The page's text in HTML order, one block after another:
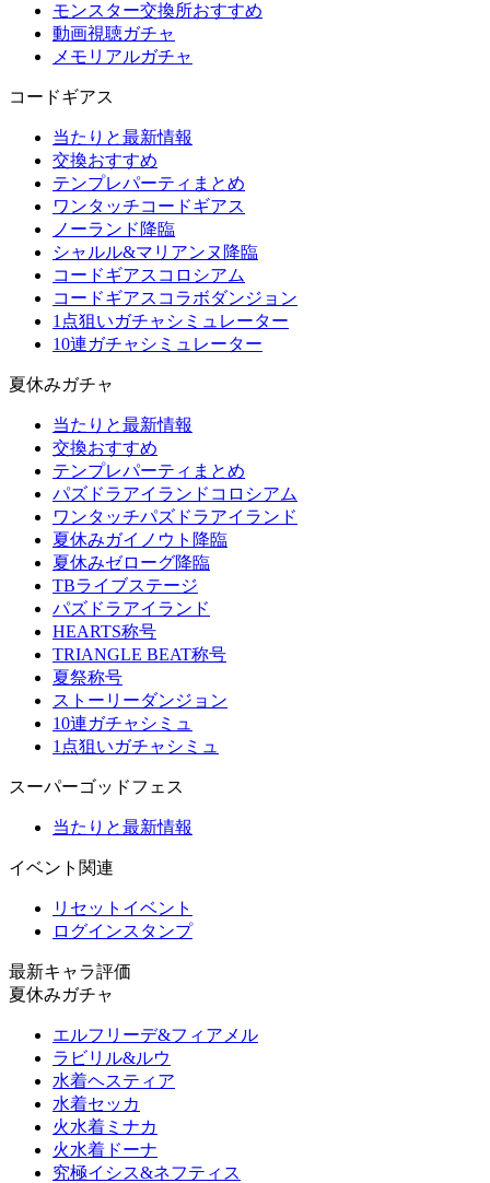
モンスター交換所おすすめ
動画視聴ガチャ
メモリアルガチャ
コードギアス
当たりと最新情報
交換おすすめ
テンプレパーティまとめ
ワンタッチコードギアス
ノーランド降臨
シャルル&マリアンヌ降臨
コードギアスコロシアム
コードギアスコラボダンジョン
1点狙いガチャシミュレーター
10連ガチャシミュレーター
夏休みガチャ
当たりと最新情報
交換おすすめ
テンプレパーティまとめ
パズドラアイランドコロシアム
ワンタッチパズドラアイランド
夏休みガイノウト降臨
夏休みゼローグ降臨
TBライブステージ
パズドラアイランド
HEARTS称号
TRIANGLE BEAT称号
夏祭称号
ストーリーダンジョン
10連ガチャシミュ
1点狙いガチャシミュ
スーパーゴッドフェス
当たりと最新情報
イベント関連
リセットイベント
ログインスタンプ
最新キャラ評価
夏休みガチャ
エルフリーデ&フィアメル
ラビリル&ルウ
水着ヘスティア
水着セッカ
火水着ミナカ
火水着ドーナ
究極イシス&ネフティス